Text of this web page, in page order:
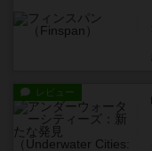
レビュー